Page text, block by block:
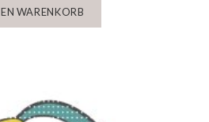
WARENKORB